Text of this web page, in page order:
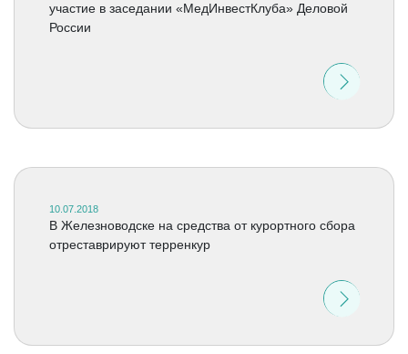
участие в заседании «МедИнвестКлуба» Деловой
России
10.07.2018
В Железноводске на средства от курортного сбора
отреставрируют терренкур